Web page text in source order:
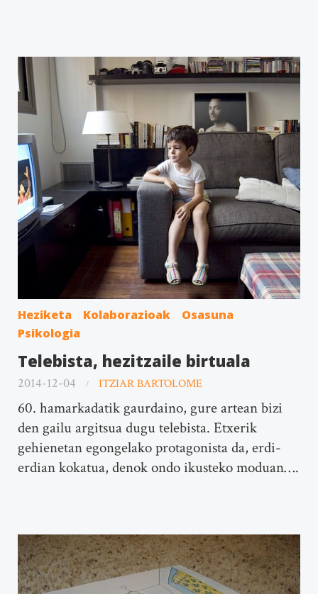
Heziketa Kolaborazioak
Osasuna
Psikologia
Telebista, hezitzaile birtuala
2014-12-04 ITZIAR BARTOLOME
60. hamarkadatik gaurdaino, gure artean bizi
den gailu argitsua dugu telebista. Etxerik
gehienetan egongelako protagonista da, erdi-
erdian kokatua, denok ondo ikusteko moduan….